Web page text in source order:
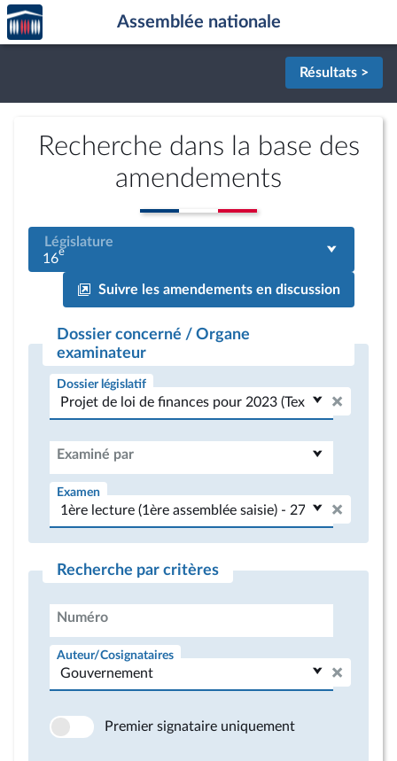
Aller au contenu
Aller en bas de la page
Accèder
à la
page
Assemblée nationale
Résultats >
Recherche dans la base des
amendements
Législature
16e
Suivre les amendements en discussion
Dossier concerné / Organe
examinateur
Dossier législatif
Examiné par
Examen
Recherche par critères
Numéro
Auteur/Cosignataires
Premier signataire uniquement